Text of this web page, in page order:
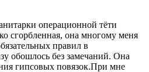
операционной тёти
сгорбленная, она многому меня
правил в
обошлось без замечаний. Она
гипсовых повязок.При мне